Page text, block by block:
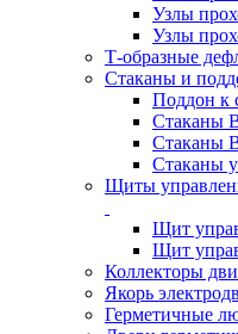
Узлы
Узлы
Т-образные
Стаканы и
Поддон к
Стаканы
Стаканы
Стаканы
Щиты
Щит
Щит
Коллекторы
Якорь
Герметичные